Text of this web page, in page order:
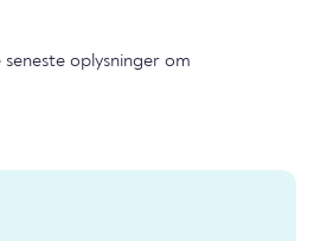
oplysninger om